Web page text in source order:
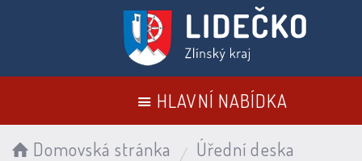
HLAVNÍ NABÍDKA
Domovská stránka
Úřední deska